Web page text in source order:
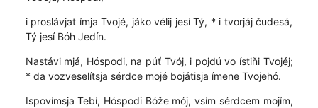
i proslávjat ímja Tvojé, jáko vélij jesí Tý, * i tvorjáj čudesá,
Tý jesí Bóh Jedín.
Nastávi mjá, Hóspodi, na púť Tvój, i pojdú vo ístiňi Tvojéj;
* da vozveselítsja sérdce mojé bojátisja ímene Tvojehó.
Ispovímsja Tebí, Hóspodi Bóže mój, vsím sérdcem mojím,